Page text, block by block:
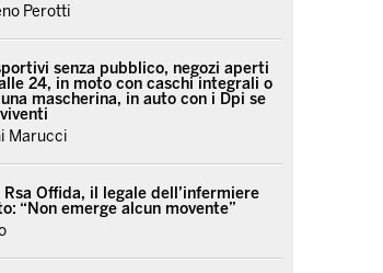
Perotti
senza pubblico, negozi aperti
24, in moto con caschi integrali o
mascherina, in auto con i Dpi se
Marucci
Rsa Offida, il legale dell’infermiere
“Non emerge alcun movente”